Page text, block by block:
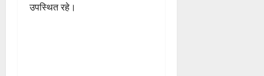
उपस्थित रहे।